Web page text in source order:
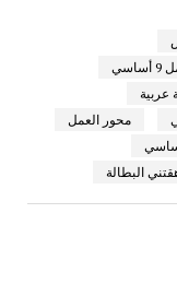
عربية
محور العمل
البطالة